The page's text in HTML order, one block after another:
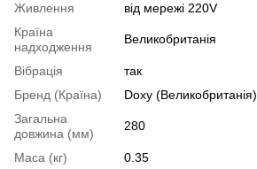
Живлення
від мережі 220V
Країна
надходження
Великобританія
Вібрація
так
Бренд (Країна)
Doxy (Великобританія)
Загальна
довжина (мм)
280
Маса (кг) 0.35